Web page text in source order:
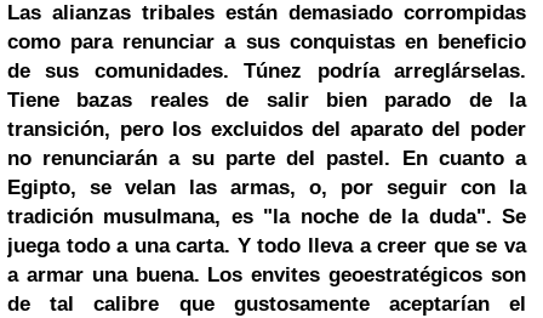
Las alianzas tribales están demasiado corrompidas
como para renunciar a sus conquistas en beneficio
de sus comunidades. Túnez podría arreglárselas.
Tiene bazas reales de salir bien parado de la
transición, pero los excluidos del aparato del poder
no renunciarán a su parte del pastel. En cuanto a
Egipto, se velan las armas, o, por seguir con la
tradición musulmana, es "la noche de la duda". Se
juega todo a una carta. Y todo lleva a creer que se va
a armar una buena. Los envites geoestratégicos son
de tal calibre que gustosamente aceptarían el